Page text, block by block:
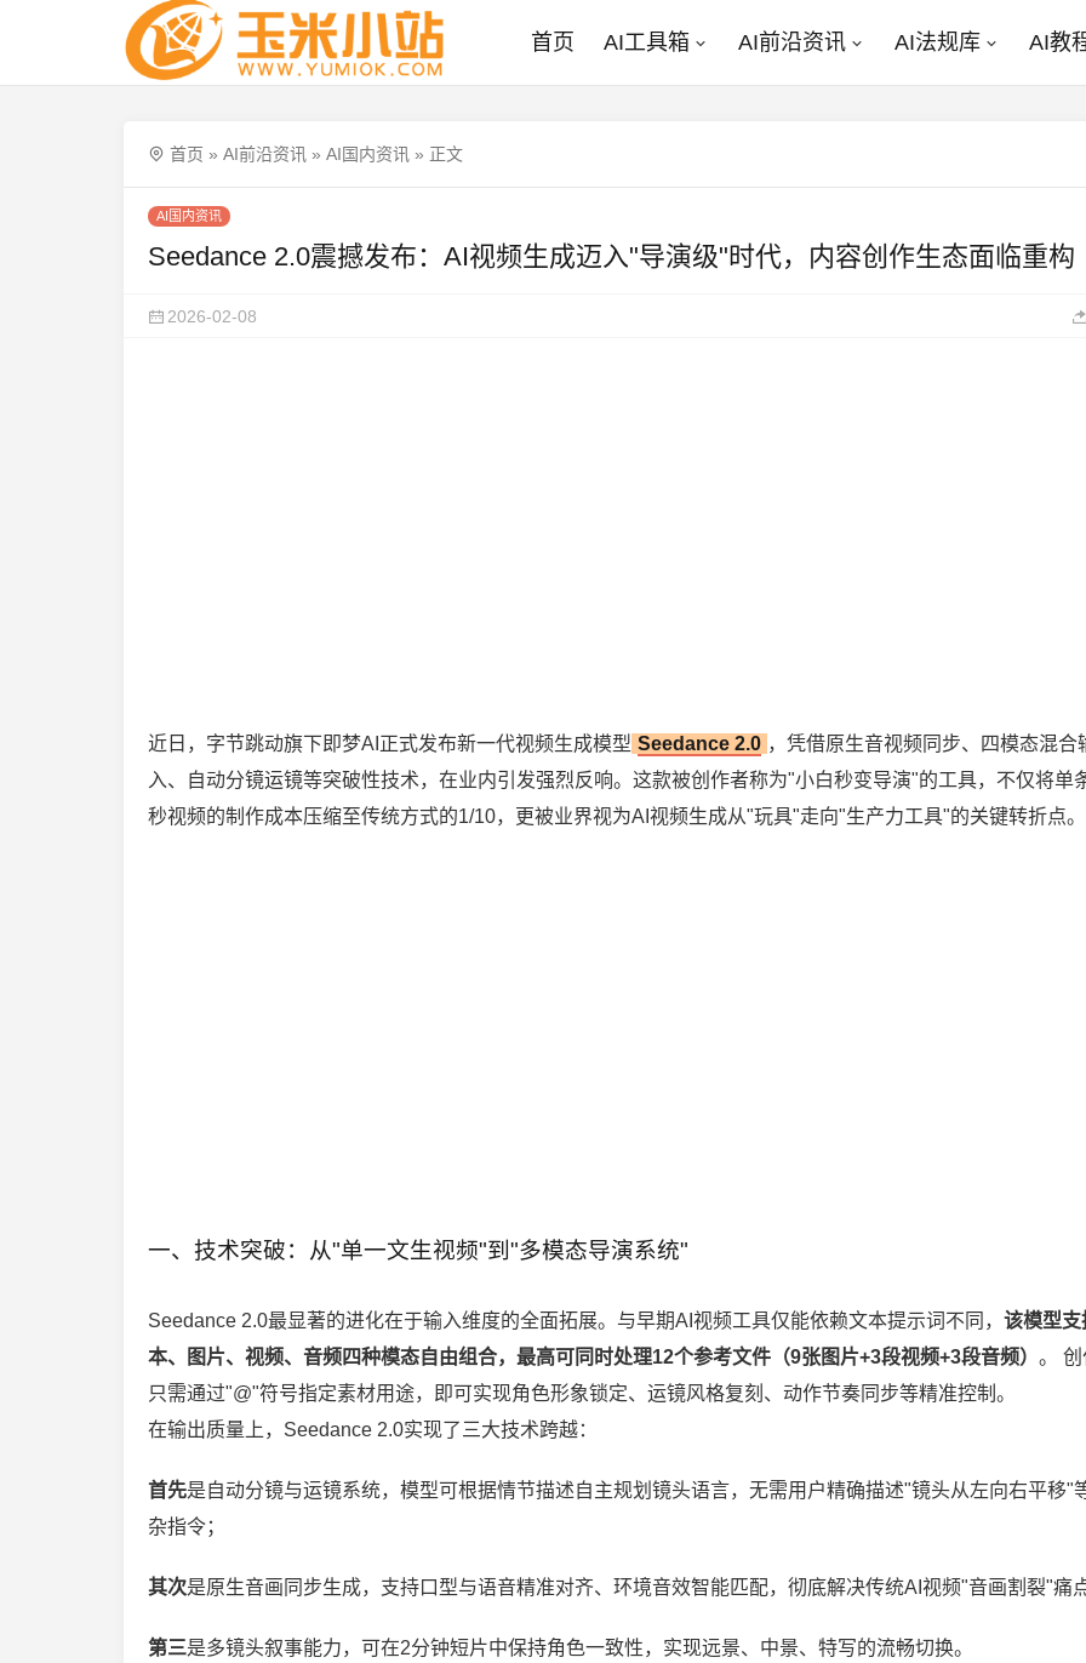
首页 AI工具箱 AI前沿资讯 AI法规库 AI教
首页 » AI前沿资讯 » AI国内资讯 » 正文
AI国内资讯
Seedance 2.0震撼发布：AI视频生成迈入"导演级"时代，内容创作生态面临重构
2026-02-08
近日，字节跳动旗下即梦AI正式发布新一代视频生成模型 Seedance 2.0 ，凭借原生音视频同步、四模态混合
入、自动分镜运镜等突破性技术，在业内引发强烈反响。这款被创作者称为"小白秒变导演"的工具，不仅将单
秒视频的制作成本压缩至传统方式的1/10，更被业界视为AI视频生成从"玩具"走向"生产力工具"的关键转折点。
一、技术突破：从"单一文生视频"到"多模态导演系统"
Seedance 2.0最显著的进化在于输入维度的全面拓展。与早期AI视频工具仅能依赖文本提示词不同， 该模型支
本、图片、视频、音频四种模态自由组合，最高可同时处理12个参考文件（9张图片+3段视频+3段音频） 。
只需通过"@"符号指定素材用途，即可实现角色形象锁定、运镜风格复刻、动作节奏同步等精准控制。
在输出质量上，Seedance 2.0实现了三大技术跨越：
首先是自动分镜与运镜系统，模型可根据情节描述自主规划镜头语言，无需用户精确描述"镜头从左向右平移"
杂指令；
其次是原生音画同步生成，支持口型与语音精准对齐、环境音效智能匹配，彻底解决传统AI视频"音画割裂"痛
第三是多镜头叙事能力，可在2分钟短片中保持角色一致性，实现远景、中景、特写的流畅切换。